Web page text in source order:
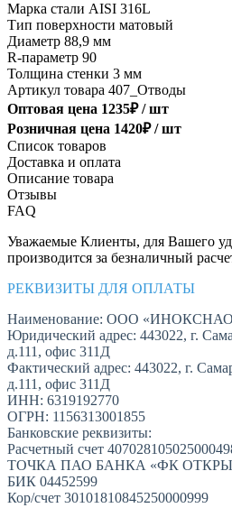
Марка стали AISI 316L
Тип поверхности матовый
Диаметр 88,9 мм
R-параметр 90
Толщина стенки 3 мм
Артикул товара 407_Отводы
Оптовая цена 1235₽ /шт
Розничная цена 1420₽ /шт
Список товаров
Доставка и оплата
Описание товара
Отзывы
FAQ
Уважаемые Клиенты, для Вашего
производится за безналичный
РЕКВИЗИТЫ ДЛЯ ОПЛАТЫ
Наименование: ООО
Юридический адрес: 443022, г.
д.111, офис 311Д
Фактический адрес: 443022, г.
д.111, офис 311Д
ИНН: 6319192770
ОГРН: 1156313001855
Банковские реквизиты:
Расчетный счет
ТОЧКА ПАО БАНКА «ФК
БИК 04452599
Кор/счет 30101810845250000999